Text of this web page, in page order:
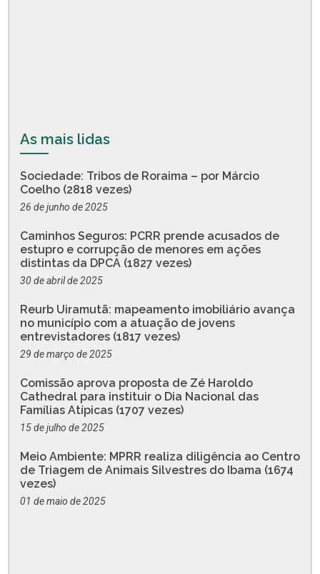
As mais lidas
Sociedade: Tribos de Roraima – por Márcio
Coelho (2818 vezes)
26 de junho de 2025
Caminhos Seguros: PCRR prende acusados de
estupro e corrupção de menores em ações
distintas da DPCA (1827 vezes)
30 de abril de 2025
Reurb Uiramutã: mapeamento imobiliário avança
no município com a atuação de jovens
entrevistadores (1817 vezes)
29 de março de 2025
Comissão aprova proposta de Zé Haroldo
Cathedral para instituir o Dia Nacional das
Famílias Atípicas (1707 vezes)
15 de julho de 2025
Meio Ambiente: MPRR realiza diligência ao Centro
de Triagem de Animais Silvestres do Ibama (1674
vezes)
01 de maio de 2025